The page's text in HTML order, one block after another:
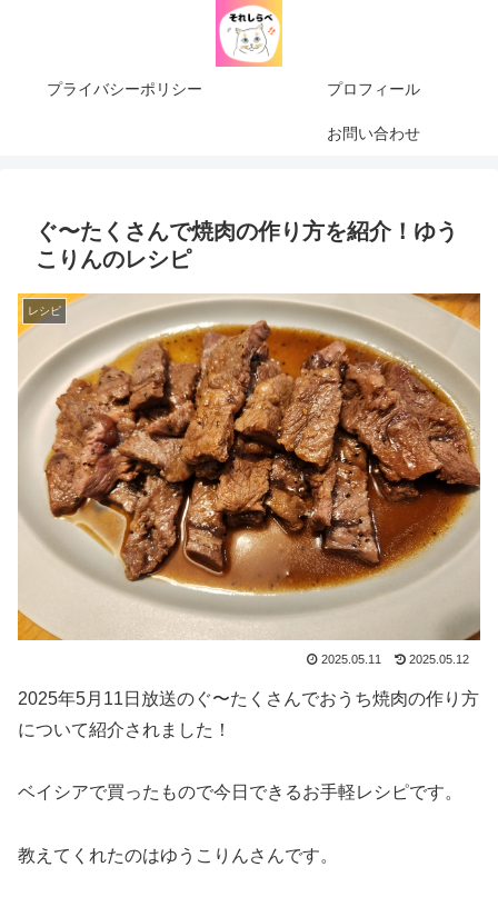
プライバシーポリシー プロフィール
お問い合わせ
ぐ〜たくさんで焼肉の作り方を紹介！ゆう
こりんのレシピ
レシピ
2025.05.11 2025.05.12
2025年5月11日放送のぐ〜たくさんでおうち焼肉の作り方
について紹介されました！
ベイシアで買ったもので今日できるお手軽レシピです。
教えてくれたのはゆうこりんさんです。